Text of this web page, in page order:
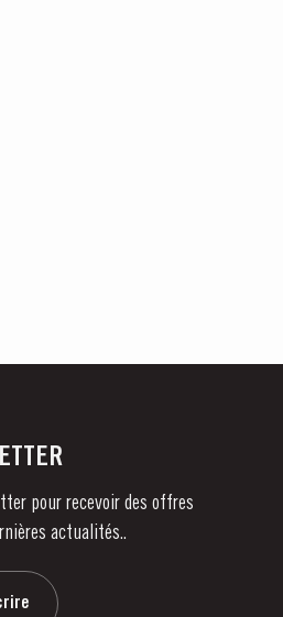
pour recevoir des offres
actualités..